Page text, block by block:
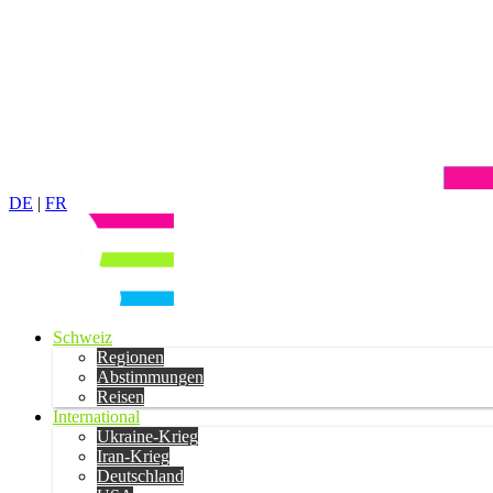
DE | FR
Schweiz
Regionen
Abstimmungen
Reisen
International
Ukraine-Krieg
Iran-Krieg
Deutschland